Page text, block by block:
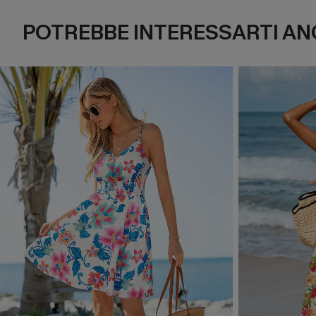
POTREBBE INTERESSARTI